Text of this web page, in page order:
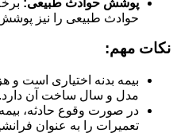
حوادث طبیعی را نیز
نکات مهم:
بیمه بدنه اختیاری است و
مدل و سال ساخت آن دارد.
در صورت وقوع حادثه، بیمه
تعمیرات را به عنوان